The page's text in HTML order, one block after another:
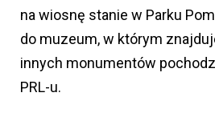
na wiosnę stanie w Parku
do muzeum, w którym
innych monumentów
PRL-u.